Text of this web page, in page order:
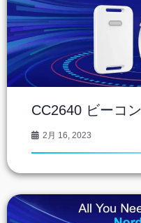
CC2640 ビーコ
2月 16, 2023